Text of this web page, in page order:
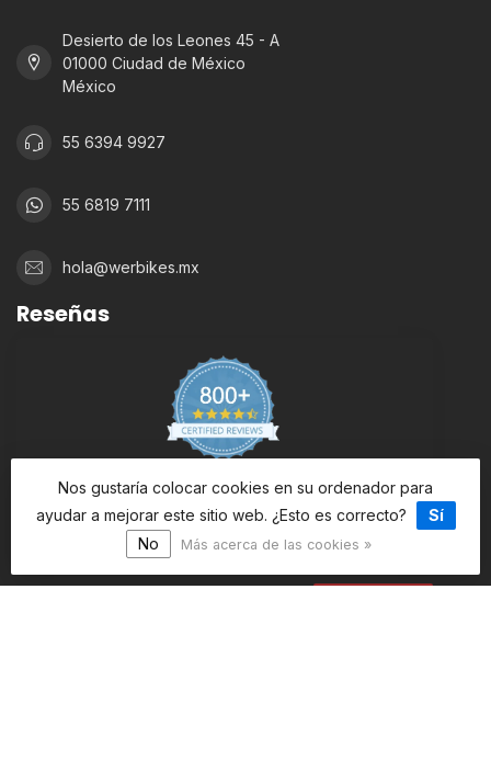
Desierto de los Leones 45 - A
01000 Ciudad de México
México
55 6394 9927
55 6819 7111
hola@werbikes.mx
Reseñas
4.5/5
Nos gustaría colocar cookies en su ordenador para
ayudar a mejorar este sitio web. ¿Esto es correcto?
Sí
No
Más acerca de las cookies »